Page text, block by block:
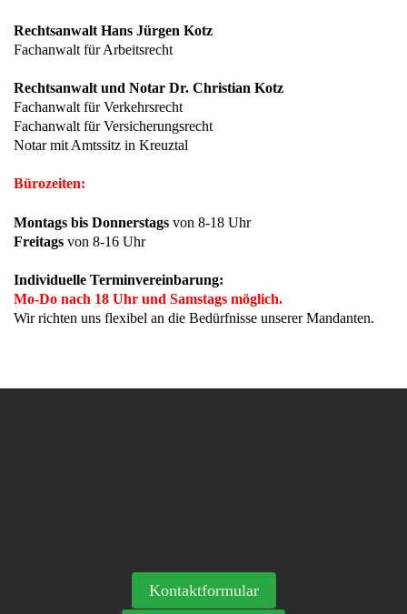
Rechtsanwalt Hans Jürgen Kotz
Fachanwalt für Arbeitsrecht
Rechtsanwalt und Notar Dr. Christian Kotz
Fachanwalt für Verkehrsrecht
Fachanwalt für Versicherungsrecht
Notar mit Amtssitz in Kreuztal
Bürozeiten:
Montags bis Donnerstags von 8-18 Uhr
Freitags von 8-16 Uhr
Individuelle Terminvereinbarung:
Mo-Do nach 18 Uhr und Samstags möglich.
Wir richten uns flexibel an die Bedürfnisse unserer Mandanten.
Kontaktformular